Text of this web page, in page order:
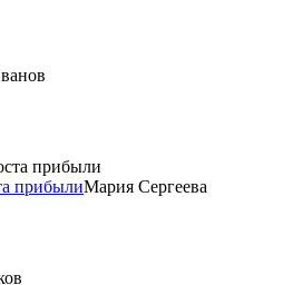
прибылиМария Сергеева